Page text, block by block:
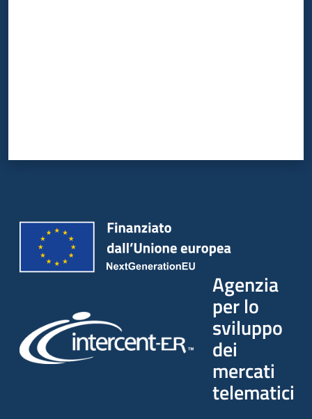
Agenzia
per lo
sviluppo
dei
mercati
telematici